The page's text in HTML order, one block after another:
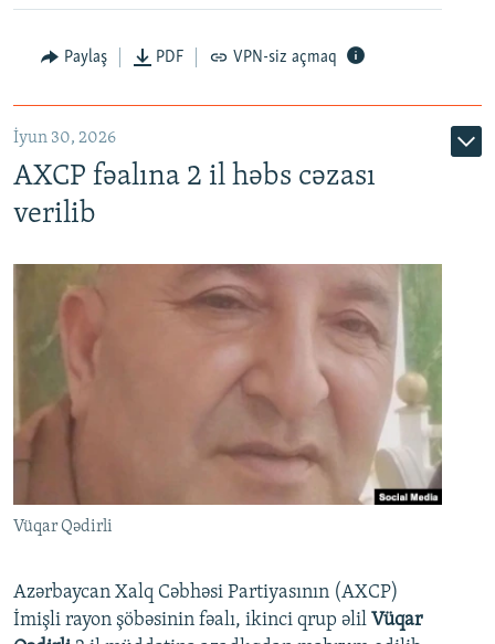
Paylaş PDF VPN-siz açmaq
İyun 30, 2026
AXCP fəalına 2 il həbs cəzası
verilib
Vüqar Qədirli
Azərbaycan Xalq Cəbhəsi Partiyasının (AXCP)
İmişli rayon şöbəsinin fəalı, ikinci qrup əlil Vüqar